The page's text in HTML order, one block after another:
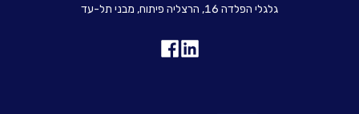
גלגלי הפלדה 16, הרצליה פיתוח, מבני תל-עד